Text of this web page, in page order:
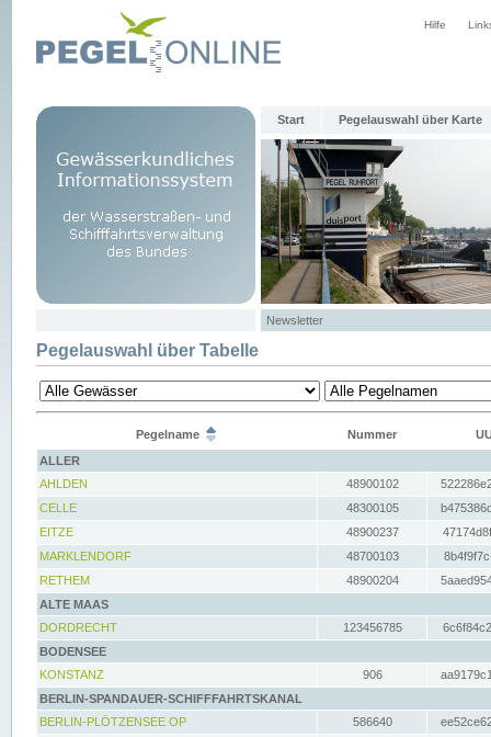
Hilfe
Start Pegelauswahl über Karte
Newsletter
Pegelauswahl über Tabelle
Pegelname Nummer
ALLER
AHLDEN
48900102
CELLE
48300105
EITZE
48900237
MARKLENDORF
48700103
RETHEM
48900204
ALTE MAAS
DORDRECHT
123456785
BODENSEE
KONSTANZ
906
BERLIN-SPANDAUER-SCHIFFFAHRTSKANAL
BERLIN-PLÖTZENSEE OP
586640